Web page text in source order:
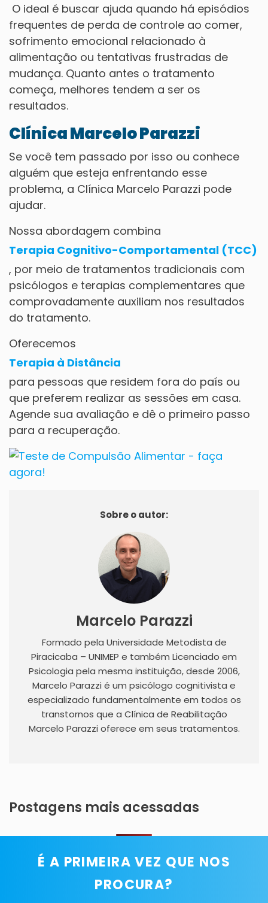
O ideal é buscar ajuda quando há episódios
frequentes de perda de controle ao comer,
sofrimento emocional relacionado à
alimentação ou tentativas frustradas de
mudança. Quanto antes o tratamento
começa, melhores tendem a ser os
resultados.
Clínica Marcelo Parazzi
Se você tem passado por isso ou conhece
alguém que esteja enfrentando esse
problema, a Clínica Marcelo Parazzi pode
ajudar.
Nossa abordagem combina
Terapia Cognitivo-Comportamental (TCC)
, por meio de tratamentos tradicionais com
psicólogos e terapias complementares que
comprovadamente auxiliam nos resultados
do tratamento.
Oferecemos
Terapia à Distância
para pessoas que residem fora do país ou
que preferem realizar as sessões em casa.
Agende sua avaliação e dê o primeiro passo
para a recuperação.
Sobre o autor:
Marcelo Parazzi
Formado pela Universidade Metodista de
Piracicaba – UNIMEP e também Licenciado em
Psicologia pela mesma instituição, desde 2006,
Marcelo Parazzi é um psicólogo cognitivista e
especializado fundamentalmente em todos os
transtornos que a Clínica de Reabilitação
Marcelo Parazzi oferece em seus tratamentos.
Postagens mais acessadas
É A PRIMEIRA VEZ QUE NOS
PROCURA?